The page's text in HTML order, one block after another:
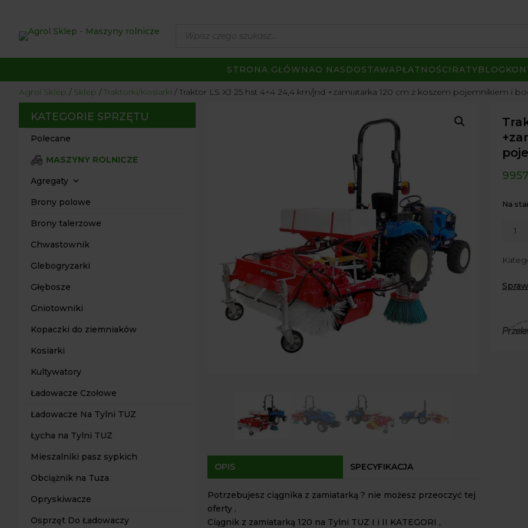
produktów
STRONA GŁÓWNAO NAS DOSTAWAPŁATNOŚCI RATYBLOG
Agrol Sklep Sklep Traktorki/Kosiarki Traktor LS XJ 25 hst 4×4 24,4 km/jnd +zamiatarka 120 cm z koszem pojemnikiem i
KATEGORIE SPRZĘTU
Polecane
MASZYNY ROLNICZE
Agregaty
Brony polowe
Brony talerzowe
Chwastownik
Glebogryzarki
Głębosze
Gniotowniki
Kopaczki do ziemniaków
Kosiarki
Kultywatory
Ładowacze Czołowe
Ładowacze Na Tylni TUZ
Łycha na Tylni TUZ
Mieszalniki pasz sypkich
Obciążnik na Tuza
Opryskiwacze
Osprzęt Do Ładowaczy
OPIS SPECYFIKACJA
Potrzebujesz ciągnika z zamiatarką ? nie możesz przeoczyć tej
oferty .
Ciągnik z zamiatarką 120 na Tylni TUZ I i II KATEGORI ,
Na
XJ
hst
km/
Agrol